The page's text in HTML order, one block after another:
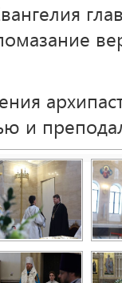
и